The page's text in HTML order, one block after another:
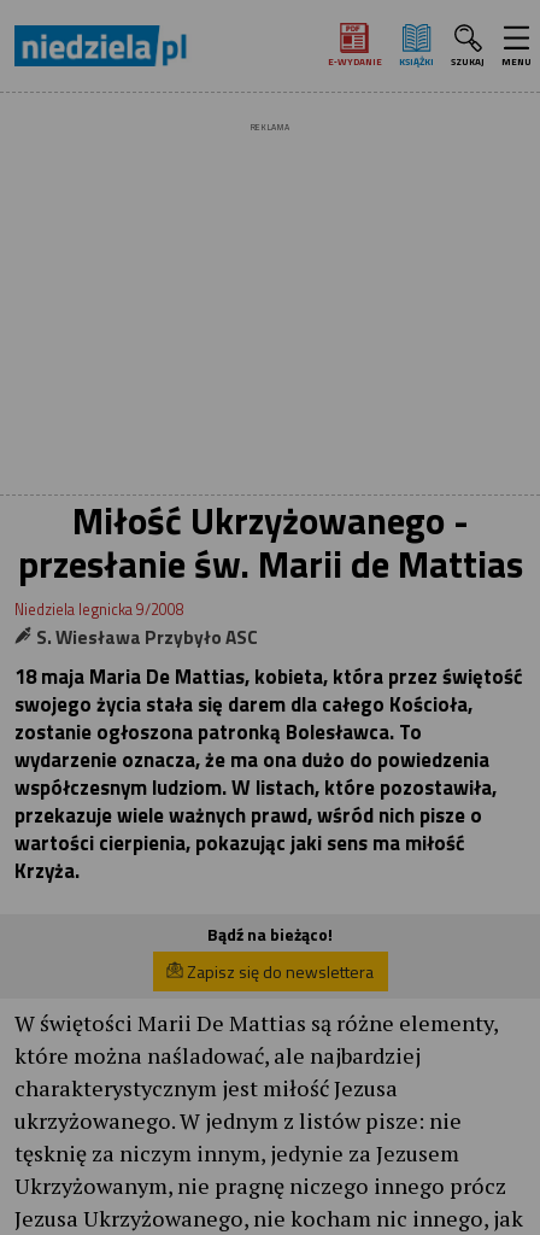
E‑WYDANIE KSIĄŻKI SZUKAJ MENU
REKLAMA
Miłość Ukrzyżowanego -
przesłanie św. Marii de Mattias
Niedziela legnicka 9/2008
S. Wiesława Przybyło ASC
18 maja Maria De Mattias, kobieta, która przez świętość
swojego życia stała się darem dla całego Kościoła,
zostanie ogłoszona patronką Bolesławca. To
wydarzenie oznacza, że ma ona dużo do powiedzenia
współczesnym ludziom. W listach, które pozostawiła,
przekazuje wiele ważnych prawd, wśród nich pisze o
wartości cierpienia, pokazując jaki sens ma miłość
Krzyża.
Bądź na bieżąco!
Zapisz się do newslettera
W świętości Marii De Mattias są różne elementy,
które można naśladować, ale najbardziej
charakterystycznym jest miłość Jezusa
ukrzyżowanego. W jednym z listów pisze: nie
tęsknię za niczym innym, jedynie za Jezusem
Ukrzyżowanym, nie pragnę niczego innego prócz
Jezusa Ukrzyżowanego, nie kocham nic innego, jak